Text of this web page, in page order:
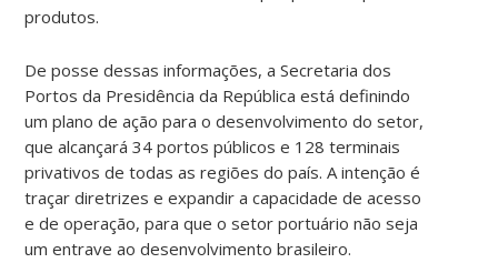
produtos.
De posse dessas informações, a Secretaria dos
Portos da Presidência da República está definindo
um plano de ação para o desenvolvimento do setor,
que alcançará 34 portos públicos e 128 terminais
privativos de todas as regiões do país. A intenção é
traçar diretrizes e expandir a capacidade de acesso
e de operação, para que o setor portuário não seja
um entrave ao desenvolvimento brasileiro.